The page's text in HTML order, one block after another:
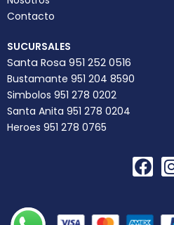
Contacto
SUCURSALES
Santa Rosa 951 252 0516
Bustamante 951 204 8590
Simbolos 951 278 0202
Santa Anita 951 278 0204
Heroes 951 278 0765